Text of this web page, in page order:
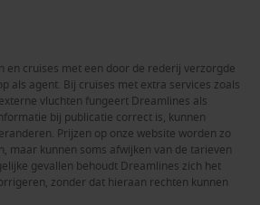
en cruises met een door de rederij verzorgde
als agent. Bij cruises met extra services zoals
vluchten fungeert Dreamlines als
bij publicatie correct is, kunnen
Prijzen op onze website worden zo
maar kunnen soms afwijken van de tarieven
gevallen behoudt Dreamlines zich het
zonder dat hieraan rechten kunnen